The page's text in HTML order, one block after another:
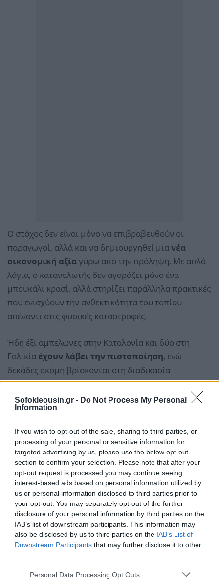
Sofokleousin.gr - Do Not Process My Personal
Information
If you wish to opt-out of the sale, sharing to third parties, or
processing of your personal or sensitive information for
targeted advertising by us, please use the below opt-out
section to confirm your selection. Please note that after your
opt-out request is processed you may continue seeing
interest-based ads based on personal information utilized by
us or personal information disclosed to third parties prior to
your opt-out. You may separately opt-out of the further
disclosure of your personal information by third parties on the
IAB’s list of downstream participants. This information may
also be disclosed by us to third parties on the IAB’s List of
Downstream Participants that may further disclose it to other
Personal Data Processing Opt Outs
Ο στόχος δεν είναι μόνο να επιβραβευθούν οι
παραγωγοί, αλλά και να δημιουργηθεί μιανέα
οικονομική αξίαγύρω από την πρόληψη. Με απλά
λόγια, ο καταναλωτής δεν αγοράζει μόνο ένα
μπουκάλι κρασί, αλλά στηρίζει παράλληλα πρακτικές
που ενισχύουν την ανθεκτικότητα του τοπίου
απέναντι στις φυσικές καταστροφές.
Ήδη έξι αμπελώνες στην Καταλονία και δύο στη
Γαλικία έχουν λάβει την πιστοποίηση, ενώ
δεκάδες ακόμη βρίσκονται στη διαδικασία
αξιολόγησης. Το ενδιαφέρον μάλιστα αρχίζει να
επεκτείνεται και σε άλλες περιοχές της Ευρώπης με
υψηλό κίνδυνο πυρκαγιών, όπως η